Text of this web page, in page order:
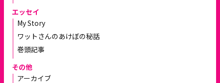
エッセイ
My Story
ワットさんのあけぼの秘話
巻頭記事
その他
アーカイブ